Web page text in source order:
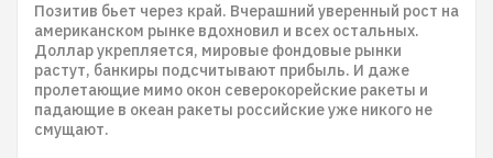
Позитив бьет через край. Вчерашний уверенный рост на
американском рынке вдохновил и всех остальных.
Доллар укрепляется, мировые фондовые рынки
растут, банкиры подсчитывают прибыль. И даже
пролетающие мимо окон северокорейские ракеты и
падающие в океан ракеты российские уже никого не
смущают.